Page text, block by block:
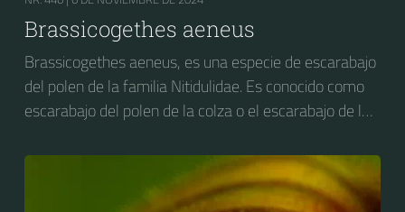
Brassicogethes aeneus
Brassicogethes aeneus, es una especie de escarabajo
del polen de la familia Nitidulidae. Es conocido como
escarabajo del polen de la colza o el escarabajo de la
Meligethes aeneus.